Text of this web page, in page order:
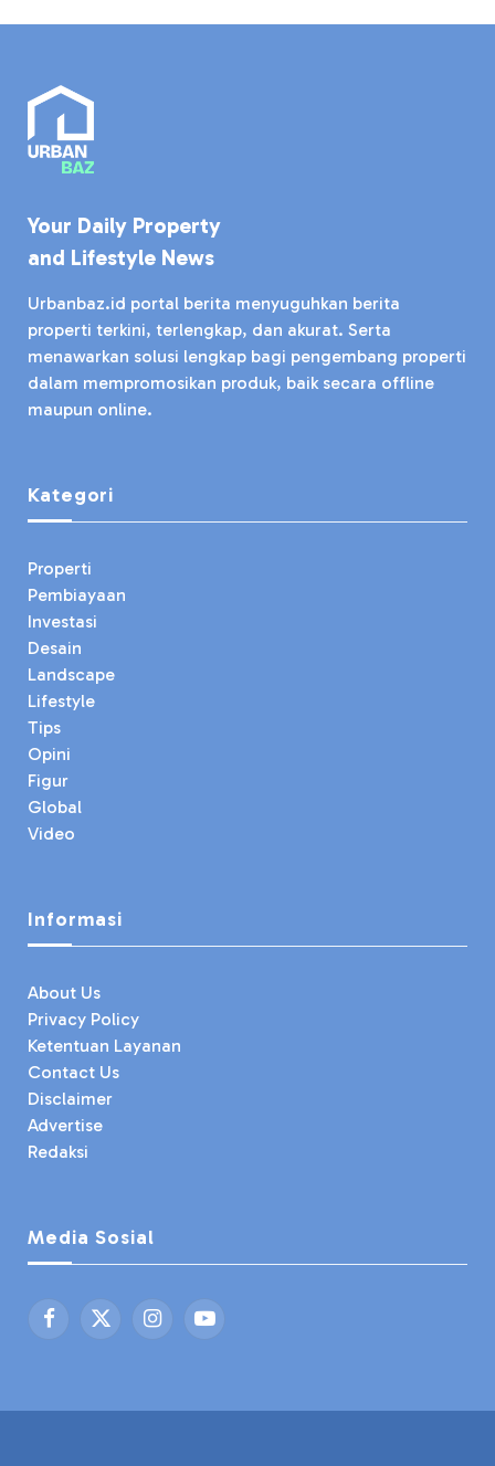
Your Daily Property
and Lifestyle News
Urbanbaz.id portal berita menyuguhkan berita
properti terkini, terlengkap, dan akurat. Serta
menawarkan solusi lengkap bagi pengembang properti
dalam mempromosikan produk, baik secara offline
maupun online.
Kategori
Properti
Pembiayaan
Investasi
Desain
Landscape
Lifestyle
Tips
Opini
Figur
Global
Video
Informasi
About Us
Privacy Policy
Ketentuan Layanan
Contact Us
Disclaimer
Advertise
Redaksi
Media Sosial
Facebook
X
InstagramYouTube